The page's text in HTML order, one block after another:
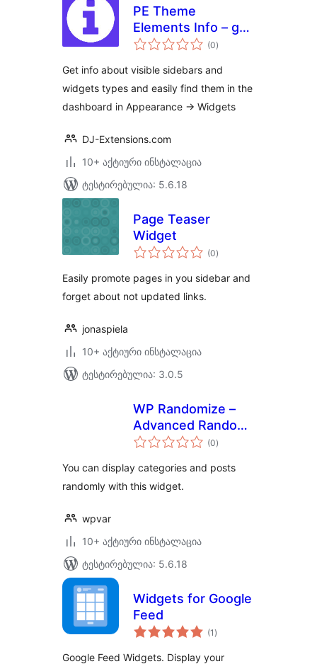
PE Theme
Elements Info – get
info about sidebars
(0საერთო
რეიტინგი
)
Get info about visible sidebars and
widgets types and easily find them in the
dashboard in Appearance -> Widgets
DJ-Extensions.com
10+ აქტიური ინსტალაცია
ტესტირებულია: 5.6.18
Page Teaser
Widget
(0საერთო
რეიტინგი
)
Easily promote pages in you sidebar and
forget about not updated links.
jonaspiela
10+ აქტიური ინსტალაცია
ტესტირებულია: 3.0.5
WP Randomize –
Advanced Random
Categories & Posts
(0საერთო
რეიტინგი
)
You can display categories and posts
randomly with this widget.
wpvar
10+ აქტიური ინსტალაცია
ტესტირებულია: 5.6.18
Widgets for Google
Feed
(1 საერთო
რეიტინგი
)
Google Feed Widgets. Display your